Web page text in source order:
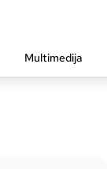
Multimedija